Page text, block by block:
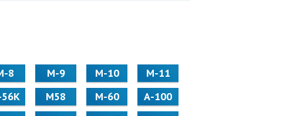
8 М-9 М-10
М-11
М58 M-60
А-100